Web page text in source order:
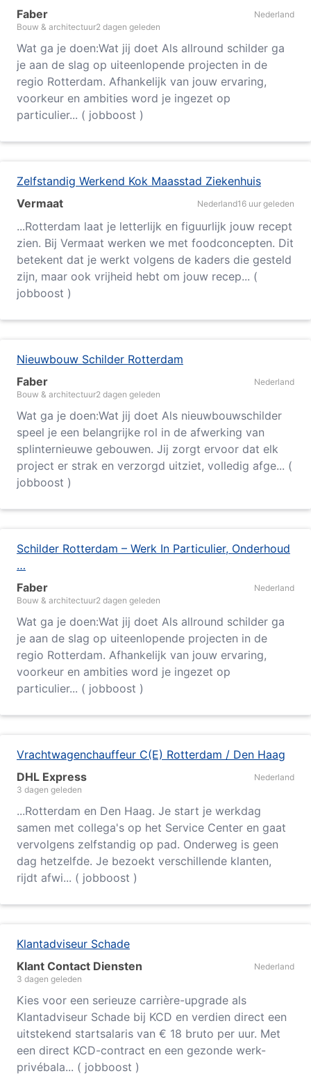
Faber
Nederland
Bouw & architectuur2 dagen geleden
Wat ga je doen:Wat jij doet Als allround schilder ga
je aan de slag op uiteenlopende projecten in de
regio Rotterdam. Afhankelijk van jouw ervaring,
voorkeur en ambities word je ingezet op
particulier... ( jobboost )
Zelfstandig Werkend Kok Maasstad Ziekenhuis
Vermaat
Nederland16 uur geleden
...Rotterdam laat je letterlijk en figuurlijk jouw recept
zien. Bij Vermaat werken we met foodconcepten. Dit
betekent dat je werkt volgens de kaders die gesteld
zijn, maar ook vrijheid hebt om jouw recep... (
jobboost )
Nieuwbouw Schilder Rotterdam
Faber
Nederland
Bouw & architectuur2 dagen geleden
Wat ga je doen:Wat jij doet Als nieuwbouwschilder
speel je een belangrijke rol in de afwerking van
splinternieuwe gebouwen. Jij zorgt ervoor dat elk
project er strak en verzorgd uitziet, volledig afge... (
jobboost )
Schilder Rotterdam – Werk In Particulier, Onderhoud
…
Faber
Nederland
Bouw & architectuur2 dagen geleden
Wat ga je doen:Wat jij doet Als allround schilder ga
je aan de slag op uiteenlopende projecten in de
regio Rotterdam. Afhankelijk van jouw ervaring,
voorkeur en ambities word je ingezet op
particulier... ( jobboost )
Vrachtwagenchauffeur C(E) Rotterdam / Den Haag
DHL Express
Nederland
3 dagen geleden
...Rotterdam en Den Haag. Je start je werkdag
samen met collega's op het Service Center en gaat
vervolgens zelfstandig op pad. Onderweg is geen
dag hetzelfde. Je bezoekt verschillende klanten,
rijdt afwi... ( jobboost )
Klantadviseur Schade
Klant Contact Diensten
Nederland
3 dagen geleden
Kies voor een serieuze carrière-upgrade als
Klantadviseur Schade bij KCD en verdien direct een
uitstekend startsalaris van € 18 bruto per uur. Met
een direct KCD-contract en een gezonde werk-
privébala... ( jobboost )